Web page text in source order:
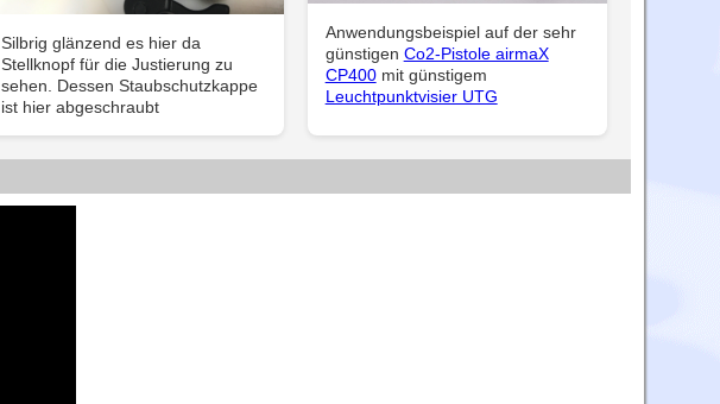
Silbrig glänzend es hier da
Stellknopf für die Justierung zu
sehen. Dessen Staubschutzkappe
ist hier abgeschraubt
Anwendungsbeispiel auf der sehr
günstigen Co2-Pistole airmaX
CP400mit günstigem
Leuchtpunktvisier UTG